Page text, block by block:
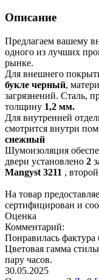
Описание
Предлагаем вашему
одного из лучших
рынке.
Для внешнего
букле черный,
загрязнений. Сталь,
толщину 1,2 мм.
Для внутренней
смотрится внутри
снежный
Шумоизоляция
двери установлено 2
Mangyst 3211 ,
На товар
сертифицирован и
Оценка
Комментарий:
Понравилась
Цветовая гамма
пару часов.
30.05.2025